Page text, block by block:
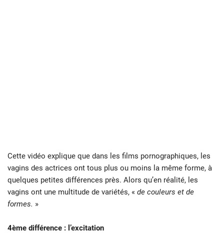
Cette vidéo explique que dans les films pornographiques, les
vagins des actrices ont tous plus ou moins la même forme, à
quelques petites différences près. Alors qu’en réalité, les
vagins ont une multitude de variétés, « de couleurs et de
formes. »
4ème différence : l’excitation